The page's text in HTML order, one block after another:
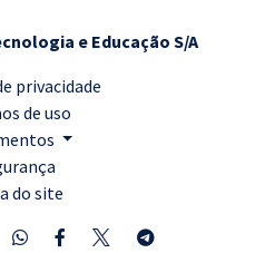
e Educação S/A
privacidade
de uso
do site